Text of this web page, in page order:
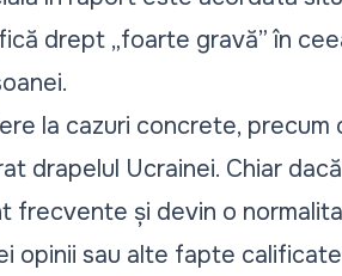
drept „foarte gravă” în
la cazuri concrete, precum
drapelul Ucrainei. Chiar
frecvente și devin o
opinii sau alte fapte